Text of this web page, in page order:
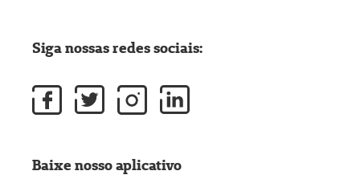
Siga nossas redes sociais:
Baixe nosso aplicativo